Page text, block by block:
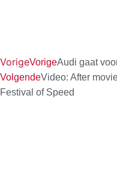
VorigeVorigeAudi gaat
VolgendeVideo: After
Festival of Speed